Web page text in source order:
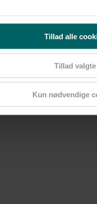
Tillad alle
Tillad valgte
Kun nødvendige